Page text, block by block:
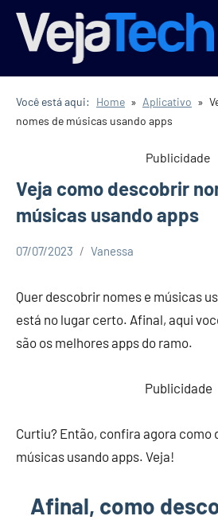
Pular
para
conteúdo
Você está aqui: Home Aplicativo
nomes de músicas usando apps
Publicidade
Veja como descobrir
músicas usando apps
07/07/2023 Vanessa
Quer descobrir nomes e músicas
está no lugar certo. Afinal, aqui
são os melhores apps do ramo.
Publicidade
Curtiu? Então, confira agora como
músicas usando apps. Veja!
Afinal, como